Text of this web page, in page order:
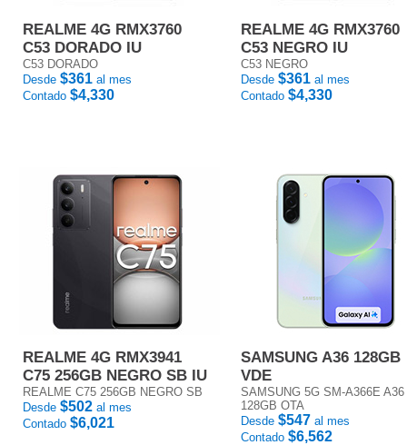
REALME 4G RMX3760
C53 DORADO IU
C53 DORADO
Desde $361 al mes
Contado $4,330
REALME 4G RMX3760
C53 NEGRO IU
C53 NEGRO
Desde $361 al mes
Contado $4,330
REALME 4G RMX3941
C75 256GB NEGRO SB IU
REALME C75 256GB NEGRO SB
Desde $502 al mes
Contado $6,021
SAMSUNG A36 128GB
VDE
SAMSUNG 5G SM-A366E A36
128GB OTA
Desde $547 al mes
Contado $6,562